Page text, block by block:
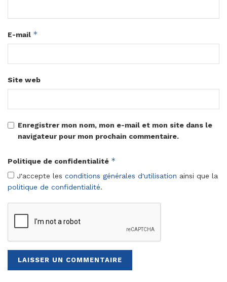
E-mail *
Site web
Enregistrer mon nom, mon e-mail et mon site dans le
navigateur pour mon prochain commentaire.
Politique de confidentialité *
J'accepte les conditions générales d'utilisation ainsi que la
politique de confidentialité.